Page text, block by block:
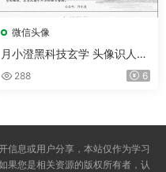
微信头像
月小澄黑科技玄学 头像识人风
水术 视频8集
288 6
信息或用户分享，本站仅作为学习
果您是相关资源的版权所有者，认